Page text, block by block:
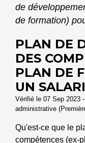
de
de formation)
PLAN DE
DES
PLAN DE
UN
Vérifié le 07 Sep 2023
administrative
Qu'est-ce que le
compétences (ex-